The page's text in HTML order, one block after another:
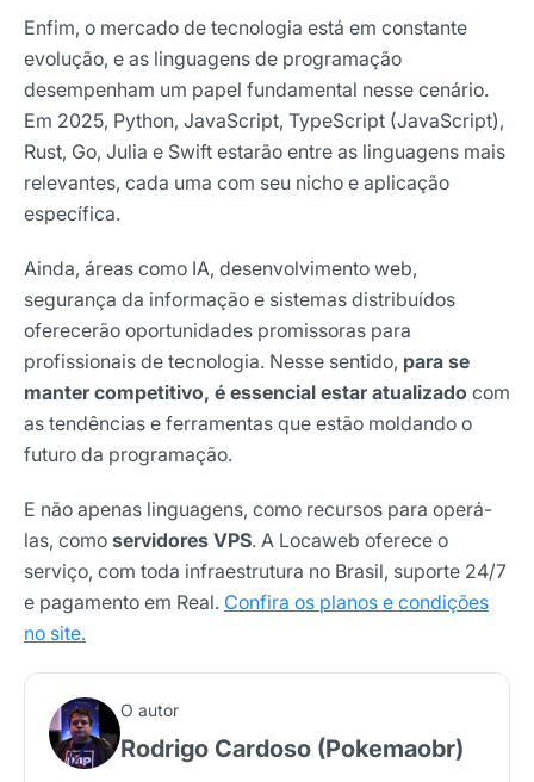
Enfim, o mercado de tecnologia está em constante
evolução, e as linguagens de programação
desempenham um papel fundamental nesse cenário.
Em 2025, Python, JavaScript, TypeScript (JavaScript),
Rust, Go, Julia e Swift estarão entre as linguagens mais
relevantes, cada uma com seu nicho e aplicação
específica.
Ainda, áreas como IA, desenvolvimento web,
segurança da informação e sistemas distribuídos
oferecerão oportunidades promissoras para
profissionais de tecnologia. Nesse sentido, para se
manter competitivo, é essencial estar atualizado com
as tendências e ferramentas que estão moldando o
futuro da programação.
E não apenas linguagens, como recursos para operá-
las, como servidores VPS. A Locaweb oferece o
serviço, com toda infraestrutura no Brasil, suporte 24/7
e pagamento em Real. Confira os planos e condições
no site.
O autor
Rodrigo Cardoso (Pokemaobr)